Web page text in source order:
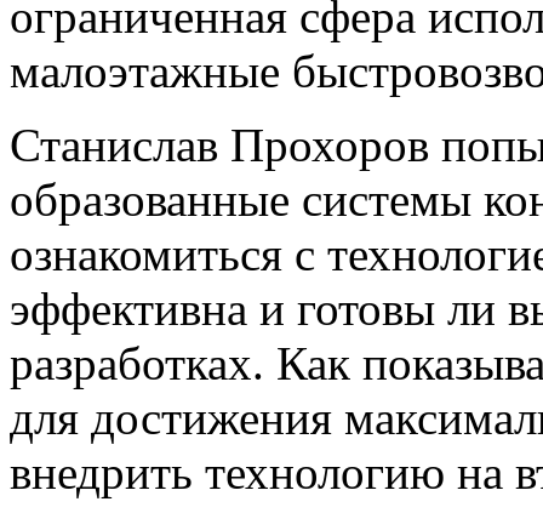
ограниченная сфера
малоэтажные
Станислав Прохоров
образованные системы
ознакомиться с
эффективна и готовы ли
разработках. Как
для достижения
внедрить технологию на